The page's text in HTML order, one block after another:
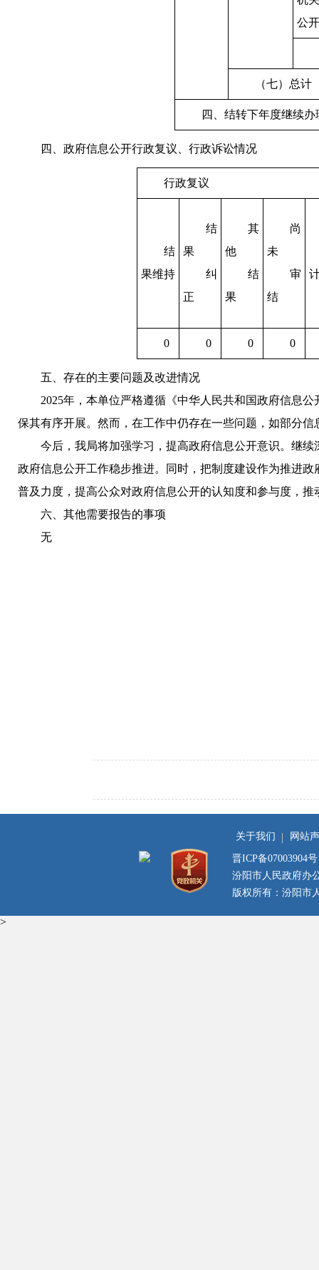
公
（七）总计
四、结转下年度继续办
四、政府信息公开行政复议、行政诉讼情况
行政复议
结
果维持
结
果
纠
正
其
他
结
果
尚
未
审
结
0 0 0 0
五、存在的主要问题及改进情况
2025年，本单位严格遵循《中华人民共和国政府信息
保其有序开展。然而，在工作中仍存在一些问题，如部分
今后，我局将加强学习，提高政府信息公开意识。继
政府信息公开工作稳步推进。同时，把制度建设作为推进
普及力度，提高公众对政府信息公开的认知度和参与度，
六、其他需要报告的事项
无
关于我们 网站
晋ICP备07003904号
汾阳市人民政府办
版权所有：汾阳市
>